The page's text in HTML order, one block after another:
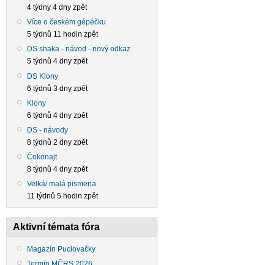
4 týdny 4 dny zpět
Více o českém gépéčku
5 týdnů 11 hodin zpět
DS shaka - návod - nový odkaz
5 týdnů 4 dny zpět
DS Klony
6 týdnů 3 dny zpět
Klony
6 týdnů 4 dny zpět
DS - návody
8 týdnů 2 dny zpět
Čokonajt
8 týdnů 4 dny zpět
Velká/ malá pismena
11 týdnů 5 hodin zpět
Aktivní témata fóra
Magazín Puclovačky